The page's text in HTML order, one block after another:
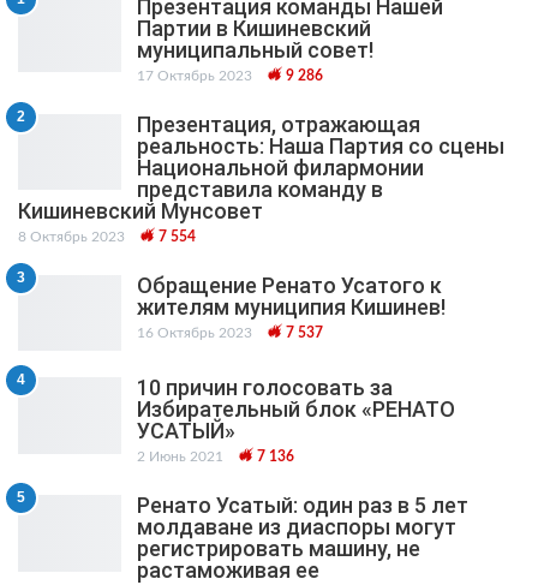
Презентация команды Нашей
Партии в Кишиневский
муниципальный cовет!
17 Октябрь 2023 9 286
2
Презентация, отражающая
реальность: Наша Партия со сцены
Национальной филармонии
представила команду в
Кишиневский Мунсовет
8 Октябрь 2023 7 554
3
Обращение Ренато Усатого к
жителям муниципия Кишинев!
16 Октябрь 2023 7 537
4
10 причин голосовать за
Избирательный блок «РЕНАТО
УСАТЫЙ»
2 Июнь 2021 7 136
5
Ренато Усатый: один раз в 5 лет
молдаване из диаспоры могут
регистрировать машину, не
растаможивая ее